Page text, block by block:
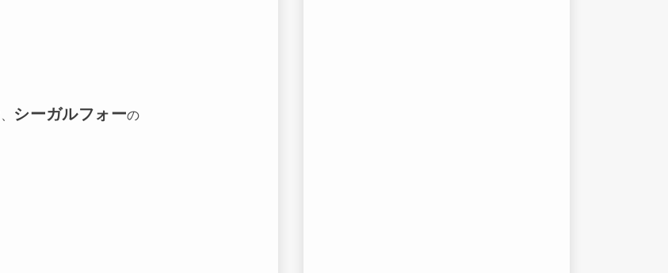
シーガルフォーの